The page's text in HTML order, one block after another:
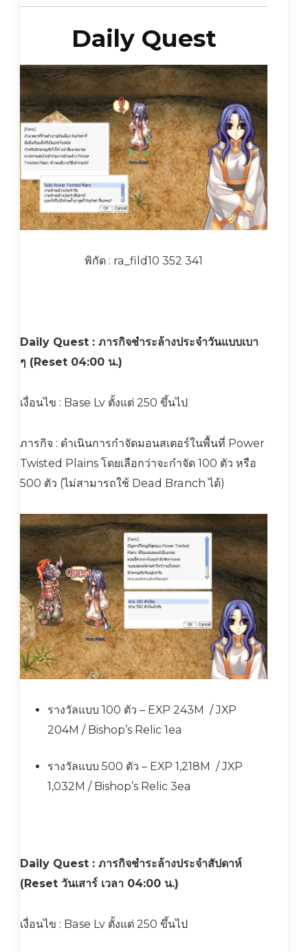
Daily Quest
พิกัด : ra_fild10 352 341
Daily Quest : ภารกิจชำระล้างประจำวันแบบเบา
ๆ (Reset 04:00 น.)
เงื่อนไข : Base Lv ตั้งแต่ 250 ขึ้นไป
ภารกิจ : ดำเนินการกำจัดมอนสเตอร์ในพื้นที่ Power
Twisted Plains โดยเลือกว่าจะกำจัด 100 ตัว หรือ
500 ตัว (ไม่สามารถใช้ Dead Branch ได้)
รางวัลแบบ 100 ตัว – EXP 243M / JXP
204M / Bishop’s Relic 1ea
รางวัลแบบ 500 ตัว – EXP 1,218M / JXP
1,032M / Bishop’s Relic 3ea
Daily Quest : ภารกิจชำระล้างประจำสัปดาห์
(Reset วันเสาร์ เวลา 04:00 น.)
เงื่อนไข : Base Lv ตั้งแต่ 250 ขึ้นไป